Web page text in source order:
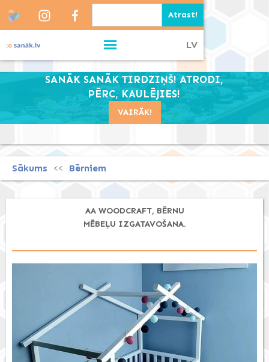
LV
SANĀK SANĀK TIRDZIŅŠ! ATRODI,
PĒRC, KAULĒJIES!
VAIRĀK!
Sākums << Bērniem
AA WOODCRAFT, BĒRNU
MĒBEĻU IZGATAVOŠANA.